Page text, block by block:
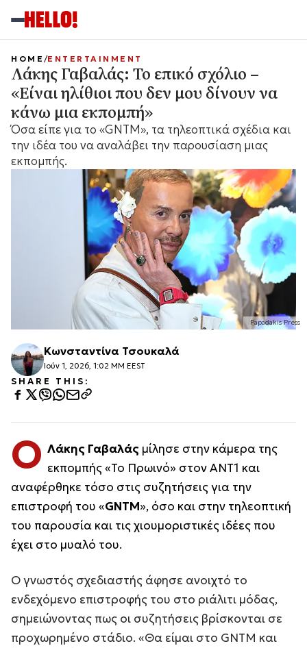
Papadakis Press
HOME ENTERTAINMENT
Λάκης Γαβαλάς: Το επικό σχόλιο –
«Είναι ηλίθιοι που δεν μου δίνουν να
κάνω μια εκπομπή»
Όσα είπε για το «GNTM», τα τηλεοπτικά σχέδια και
την ιδέα του να αναλάβει την παρουσίαση μιας
εκπομπής.
Κωνσταντίνα Τσουκαλά
Ιούν 1, 2026, 1:02 ΜΜ EEST
SHARE THIS:
Ο Λάκης Γαβαλάς μίλησε στην κάμερα της
εκπομπής «Το Πρωινό» στον ΑΝΤ1 και
αναφέρθηκε τόσο στις συζητήσεις για την
επιστροφή του «GNTM», όσο και στην τηλεοπτική
του παρουσία και τις χιουμοριστικές ιδέες που
έχει στο μυαλό του.
Ο γνωστός σχεδιαστής άφησε ανοιχτό το
ενδεχόμενο επιστροφής του στο ριάλιτι μόδας,
σημειώνοντας πως οι συζητήσεις βρίσκονται σε
προχωρημένο στάδιο. «Θα είμαι στο GNTM και